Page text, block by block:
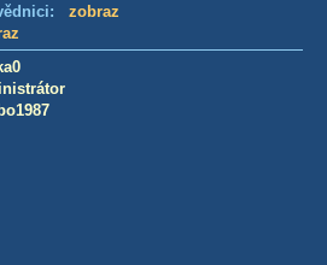
zobraz